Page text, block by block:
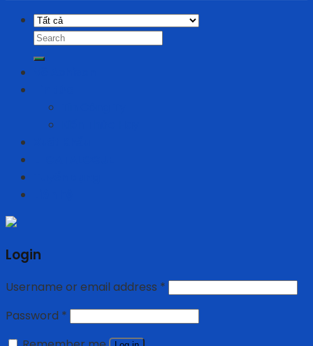
Search
for:
Login
Username or email address *
Password *